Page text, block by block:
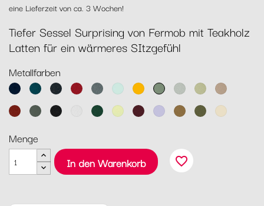
eine Lieferzeit von ca. 3 Wochen!
Tiefer Sessel Surprising von Fermob mit Teakholz
Latten für ein wärmeres SItzgefühl
Metallfarben
AbyssblauAcapulcoblau
Anthrazit
Chili Gewittergrau
Gletscherminze
HonigKaktusLehmgrau
LindgrünMuskat
OckerRosmarin
Lakritz Baumwollweiß
Zederngrün
Zitronensorbet
Schwarzkirsche
Marshmallo
Lebkuchen
PestoLatte-
Menge
In den Warenkorb
favorite_border